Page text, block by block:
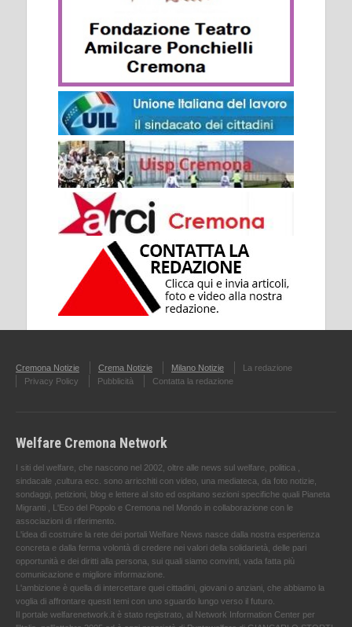
Cremona Notizie Crema Notizie Milano Notizie
La redazione
Privacy Policy
Pubblicità Contatta la redazione
Welfare Cremona Network
I siti del welfare, che nascono nel 2002, oltre alle news sul welfare, politica ,
sindacale ,cultura ecc. sono arricchiti con video, una mediateca, da foto notizie,
sondaggi, petizioni, blog e lettere al sito ed ospitano sezioni specifiche quali Pianeta
Migranti , L'Eco del Popolo e Cremona nel Mondo in collaborazione con le
associazioni di riferimento.
L'idea di costruire la rete dei portali Welfare News nasce dalla nostra esperienza
concreta e dalla ferma volontà di credere nei valori della solidarietà, delle pari
opportunità e dei diritti alla persona, sui quali siamo convinti, vada fatta più
comunicazione e migliore informazione.
L'ambizione è quella di intercettare quei cittadini, giovani o anziani, che abbiamo la
voglia di affrontare questi temi con uno sguardo lungo verso il futuro.
Il portale welfarenetwork.it è stato registrato, al Network Information Center per